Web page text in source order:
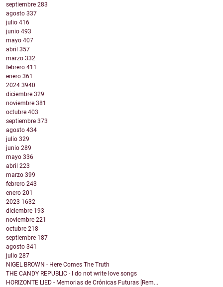
septiembre 283
agosto 337
julio 416
junio 493
mayo 407
abril 357
marzo 332
febrero 411
enero 361
2024 3940
diciembre 329
noviembre 381
octubre 403
septiembre 373
agosto 434
julio 329
junio 289
mayo 336
abril 223
marzo 399
febrero 243
enero 201
2023 1632
diciembre 193
noviembre 221
octubre 218
septiembre 187
agosto 341
julio 287
NIGEL BROWN - Here Comes The Truth
THE CANDY REPUBLIC - I do not write love songs
HORIZONTE LIED - Memorias de Crónicas Futuras [Rem...